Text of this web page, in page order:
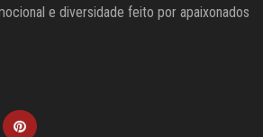
e diversidade feito por apaixonados